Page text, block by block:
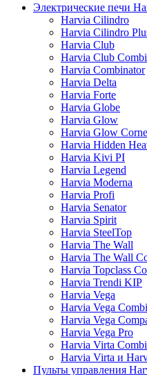
Электрические печи
Harvia Cilindro
Harvia Cilindro
Harvia Club
Harvia Club Combi
Harvia Combinator
Harvia Delta
Harvia Forte
Harvia Globe
Harvia Glow
Harvia Glow
Harvia Hidden
Harvia Kivi PI
Harvia Legend
Harvia Moderna
Harvia Profi
Harvia Senator
Harvia Spirit
Harvia SteelTop
Harvia The Wall
Harvia The Wall
Harvia Topclass
Harvia Trendi KIP
Harvia Vega
Harvia Vega Combi
Harvia Vega
Harvia Vega Pro
Harvia Virta
Harvia Virta и
Пульты управления